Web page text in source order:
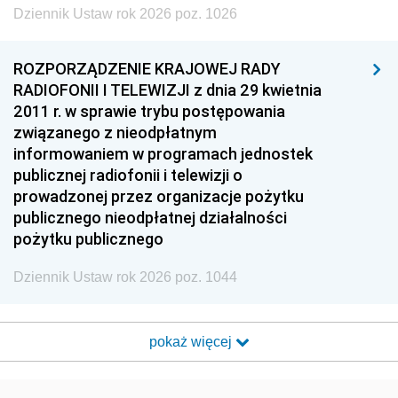
Dziennik Ustaw rok 2026 poz. 1026
ROZPORZĄDZENIE KRAJOWEJ RADY
RADIOFONII I TELEWIZJI z dnia 29 kwietnia
2011 r. w sprawie trybu postępowania
związanego z nieodpłatnym
informowaniem w programach jednostek
publicznej radiofonii i telewizji o
prowadzonej przez organizacje pożytku
publicznego nieodpłatnej działalności
pożytku publicznego
Dziennik Ustaw rok 2026 poz. 1044
pokaż więcej